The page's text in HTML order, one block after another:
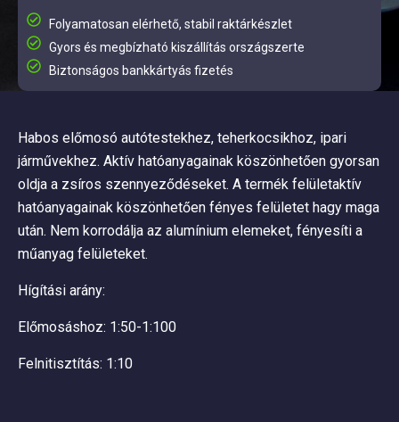
Folyamatosan elérhető, stabil raktárkészlet
Gyors és megbízható kiszállítás országszerte
Biztonságos bankkártyás fizetés
Habos előmosó autótestekhez, teherkocsikhoz, ipari
járművekhez. Aktív hatóanyagainak köszönhetően gyorsan
oldja a zsíros szennyeződéseket. A termék felületaktív
hatóanyagainak köszönhetően fényes felületet hagy maga
után. Nem korrodálja az alumínium elemeket, fényesíti a
műanyag felületeket.
Hígítási arány:
Előmosáshoz: 1:50-1:100
Felnitisztítás: 1:10